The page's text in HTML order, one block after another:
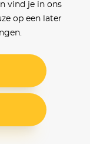
vind je in ons
op een later